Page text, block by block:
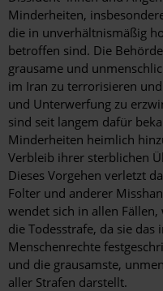
Minderheiten,
die in unverhältnismäßig
betroffen sind. Die
grausame und
im Iran zu terrorisieren
und Unterwerfung zu
sind seit langem dafür
Minderheiten heimlich
Verbleib ihrer sterblichen
Dieses Vorgehen verletzt
Folter und anderer
wendet sich in allen
die Todesstrafe, da sie
Menschenrechte
und die grausamste,
aller Strafen darstellt.